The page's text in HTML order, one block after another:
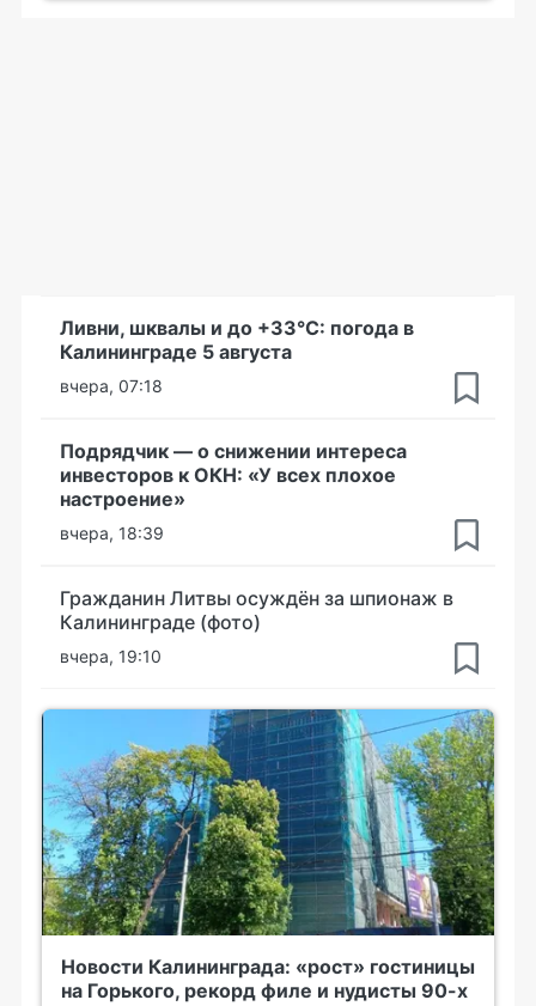
Ливни, шквалы и до +33°С: погода в
Калининграде 5 августа
вчера, 07:18
Подрядчик — о снижении интереса
инвесторов к ОКН: «У всех плохое
настроение»
вчера, 18:39
Гражданин Литвы осуждён за шпионаж в
Калининграде (фото)
вчера, 19:10
Новости Калининграда: «рост» гостиницы
на Горького, рекорд филе и нудисты 90-х